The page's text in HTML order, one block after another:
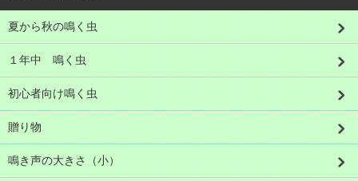
夏から秋の鳴く虫
１年中 鳴く虫
初心者向け鳴く虫
贈り物
鳴き声の大きさ（小）